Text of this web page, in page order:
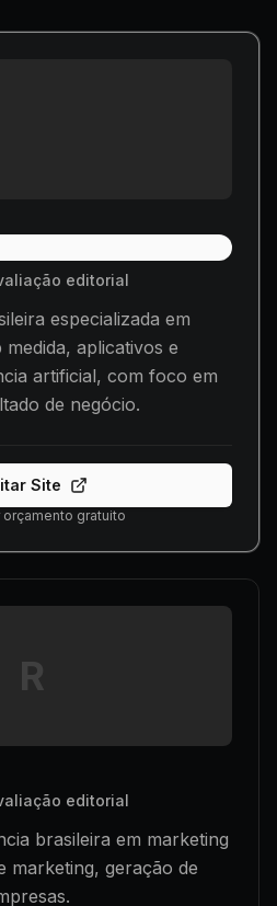
editorial
especializada em
aplicativos e
artificial, com foco em
de negócio.
Site
orçamento gratuito
R
editorial
brasileira em marketing
marketing, geração de